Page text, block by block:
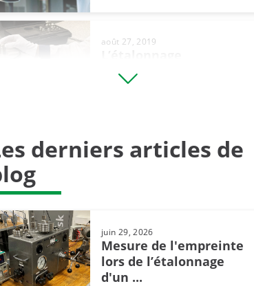
de pression
un pressostat
étalonnerles manomètres
août 27, 2019
des balances - Comment
étalonner les ...
août 09, 2024
Le phénomène d’hystérésis
oct. 09, 2024
Comment convaincre votre chef
de vous acheter un nouveau ...
derniers articles de
juin 29, 2026
Mesure de l'empreinte
lors de l’étalonnage
d'un ...